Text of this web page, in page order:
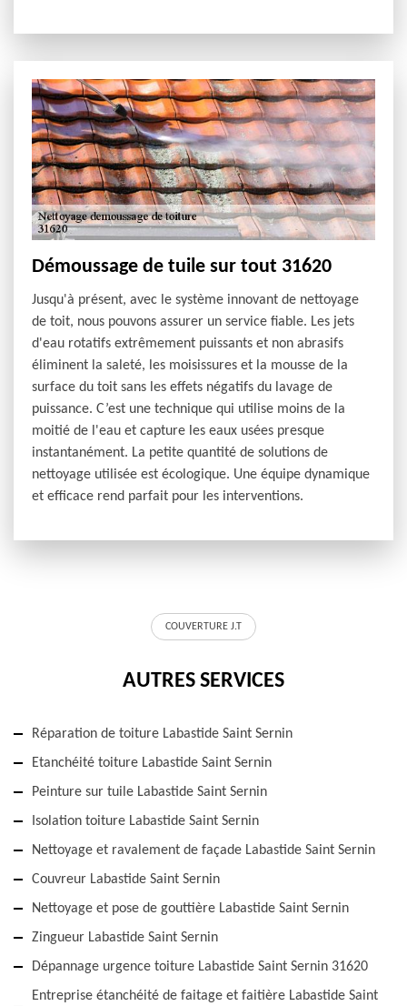
Démoussage de tuile sur tout 31620
Jusqu'à présent, avec le système innovant de nettoyage
de toit, nous pouvons assurer un service fiable. Les jets
d'eau rotatifs extrêmement puissants et non abrasifs
éliminent la saleté, les moisissures et la mousse de la
surface du toit sans les effets négatifs du lavage de
puissance. C’est une technique qui utilise moins de la
moitié de l'eau et capture les eaux usées presque
instantanément. La petite quantité de solutions de
nettoyage utilisée est écologique. Une équipe dynamique
et efficace rend parfait pour les interventions.
COUVERTURE J.T
AUTRES SERVICES
Réparation de toiture Labastide Saint Sernin
Etanchéité toiture Labastide Saint Sernin
Peinture sur tuile Labastide Saint Sernin
Isolation toiture Labastide Saint Sernin
Nettoyage et ravalement de façade Labastide Saint Sernin
Couvreur Labastide Saint Sernin
Nettoyage et pose de gouttière Labastide Saint Sernin
Zingueur Labastide Saint Sernin
Dépannage urgence toiture Labastide Saint Sernin 31620
Entreprise étanchéité de faitage et faitière Labastide Saint